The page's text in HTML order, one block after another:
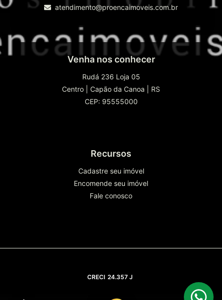
atendimento@proencaimoveis.com.br
Venha nos conhecer
Rudá 236 Loja 05
Centro
Capão da Canoa
RS
CEP: 95555000
Recursos
Cadastre seu imóvel
Encomende seu imóvel
Fale conosco
CRECI 24.357 J